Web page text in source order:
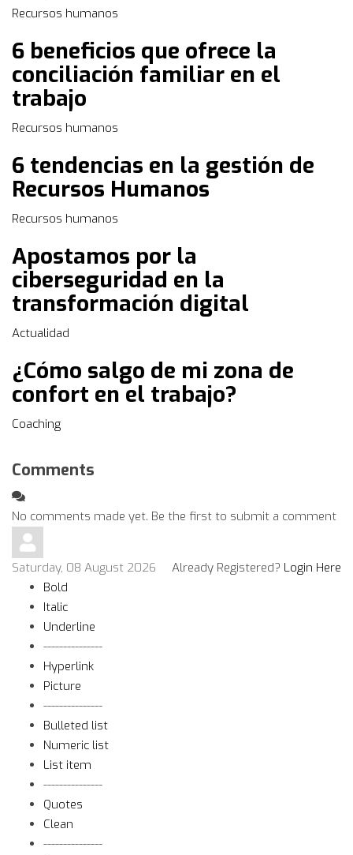
Recursos humanos
6 beneficios que ofrece la
conciliación familiar en el
trabajo
Recursos humanos
6 tendencias en la gestión de
Recursos Humanos
Recursos humanos
Apostamos por la
ciberseguridad en la
transformación digital
Actualidad
¿Cómo salgo de mi zona de
confort en el trabajo?
Coaching
Comments
No comments made yet. Be the first to submit a comment
Already Registered? Login Here
Saturday, 08 August 2026
Bold
Italic
Underline
---------------
Hyperlink
Picture
---------------
Bulleted list
Numeric list
List item
---------------
Quotes
Clean
---------------